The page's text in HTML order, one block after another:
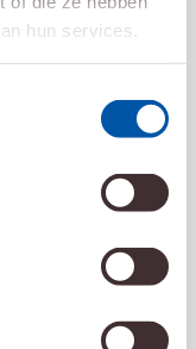
hun services.